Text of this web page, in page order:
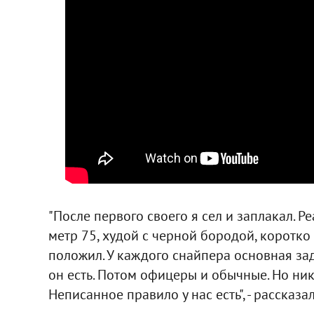
"После первого своего я сел и заплакал.
метр 75, худой с черной бородой,
положил. У каждого снайпера основная
он есть. Потом офицеры и обычные. Но
Неписанное правило у нас есть", -